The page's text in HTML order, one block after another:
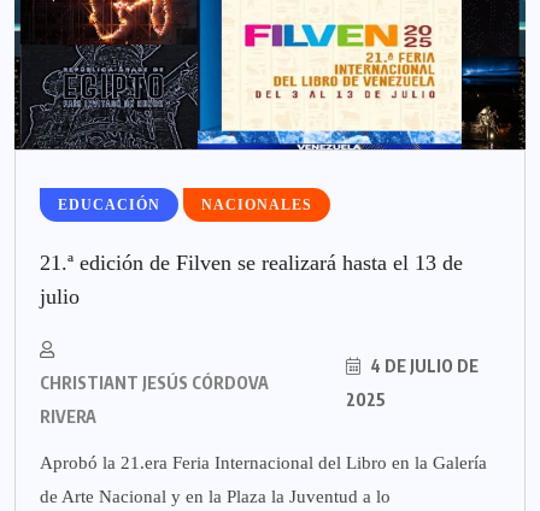
EDUCACIÓN NACIONALES
21.ª edición de Filven se realizará hasta el 13 de
julio
CHRISTIANT JESÚS CÓRDOVA
RIVERA
4 DE JULIO DE
2025
Aprobó la 21.era Feria Internacional del Libro en la Galería
de Arte Nacional y en la Plaza la Juventud a lo